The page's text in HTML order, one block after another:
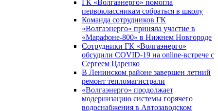
ГК «Волгаэнерго» помогла
первоклассникам собраться в школу
Команда сотрудников ГК
«Волгаэнерго» приняла участие в
«Марафоне-800» в Нижнем Новгороде
Сотрудники ГК «Волгаэнерго»
обсудили COVID-19 на online-встрече с
Сергеем Царенко
В Ленинском районе завершен летний
ремонт тепломагистрали
«Волгаэнерго» продолжает
модернизацию системы горячего
водоснабжения в Автозаводском